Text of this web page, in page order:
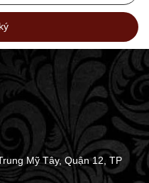
Mỹ Tây, Quận 12, TP